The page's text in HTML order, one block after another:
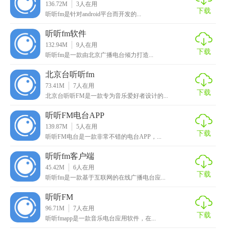
5. 互动社区：用户可以在应用内发表评论、分享心得，与其
他听众互动交流。
【北京广播电台听听fm测评】
北京广播电台听听FM是一款功能强大、内容丰富的移动音频
应用。它凭借丰富的节目资源和便捷的操作方式，成功吸引
了大量北京地区用户。通过该应用，用户可以随时随地收听
自己感兴趣的节目，无论是新闻资讯还是娱乐内容都能轻松
获取。此外，应用还支持直播回听和个性化点播功能，让用
户不错过任何精彩内容。总的来说，北京广播电台听听FM是
一款值得推荐的音频应用。
136.72M 3人在用
听听fm是针对android平台而开发的...
下载
听听fm软件
132.94M 9人在用
‍‍听听fm是一款由北京广播电台倾力打造...
下载
北京台听听fm
73.41M 7人在用
北京台听听FM是一款专为音乐爱好者设计的...
下载
听听FM电台APP
139.87M 5人在用
听听FM电台是一款非常不错的电台APP，...
下载
听听fm客户端
45.42M 6人在用
听听fm是一款基于互联网的在线广播电台应...
下载
听听FM
96.71M 7人在用
听听fmapp是一款音乐电台应用软件，在...
下载